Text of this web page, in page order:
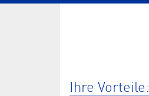
Ihre Vorteile: